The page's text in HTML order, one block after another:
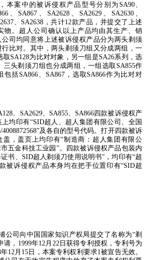
本案中的被诉侵权产品型号分别为 SA90、
SA867 SA2628、 SA2629、 SA2630、
SA2638 ，共计12款产品，并提交了上述
物。超人公司确认以上产品均由其生产、销
司均同意将上述被诉侵权产品分为两头剃须
比对。其中，两头剃须刀组又分成两组，一
取 SA128为比对对象，另一组是SA26系列，选
三头剃须刀组也分成两组，一组选取 SA855作
包括SA866、 SA867，选取 SA866作为比对对
SA2629、 SA855、 SA866四款被诉侵权产
上均印有“SID超人、超人集团有限公司、全国
4008872568”及各自的型号代码。打开四款被诉
盖，盖页上均印有“制造商：超人集团有限公
五金科技工业园 ”。四款被诉侵权产品包装内
书、 SID超人剃须刀使用说明书” ，均印有“超
被诉侵权产品本身均在把手位置印有“SID超
公司向中国国家知识产权局提交了名称为“剃
请， 1999年12 月 22 日获得专利授权，专利号为
年12 月 15 日，本案专利权利要求1被宣告无效。